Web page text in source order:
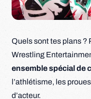
Quels sont tes plans ?
Wrestling
ensemble spécial de
l’athlétisme, les
d’acteur.